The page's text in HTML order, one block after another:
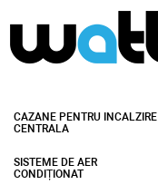
CAZANE PENTRU INCALZIRE
CENTRALA
SISTEME DE AER
CONDIȚIONAT